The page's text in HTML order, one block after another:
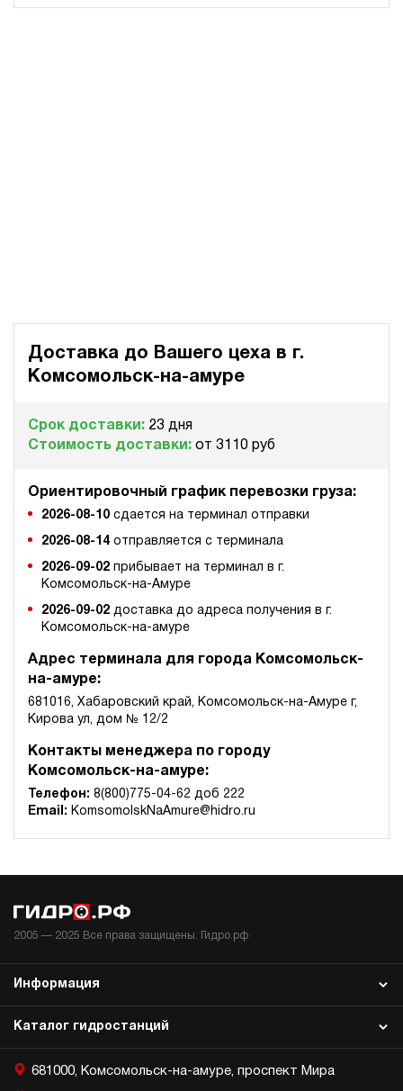
Доставка до Вашего цеха в г.
Комсомольск-на-амуре
Срок доставки: 23 дня
Стоимость доставки: от 3110 руб
Ориентировочный график перевозки груза:
2026-08-10 сдается на терминал отправки
2026-08-14 отправляется с терминала
2026-09-02 прибывает на терминал в г.
Комсомольск-на-Амуре
2026-09-02 доставка до адреса получения в г.
Комсомольск-на-амуре
Адрес терминала для города Комсомольск-
на-амуре:
681016, Хабаровский край, Комсомольск-на-Амуре г,
Кирова ул, дом № 12/2
Контакты менеджера по городу
Комсомольск-на-амуре:
Телефон: 8(800)775-04-62 доб 222
Email: KomsomolskNaAmure@hidro.ru
2005 — 2025 Все права защищены. Гидро.рф
Каталог гидростанций
Информация
681000, Комсомольск-на-амуре, проспект Мира